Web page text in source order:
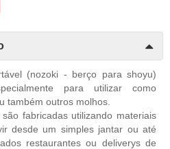
(nozoki - berço para shoyu)
para utilizar como
também outros molhos.
fabricadas utilizando materiais
desde um simples jantar ou até
restaurantes ou deliverys de